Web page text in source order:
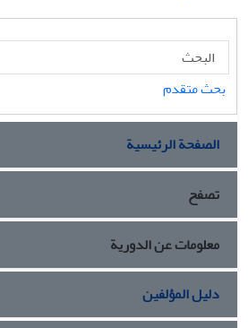
بحث متقدم
الصفحة الرئيسية
تصفح
معلومات عن الدورية
دليل المؤلفين